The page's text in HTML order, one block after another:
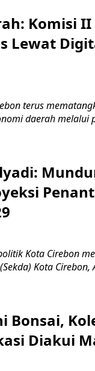
Komisi II
Lewat
terus
daerah melalui
Kota Cirebon
Kota Cirebon,
Bonsai,
Diakui